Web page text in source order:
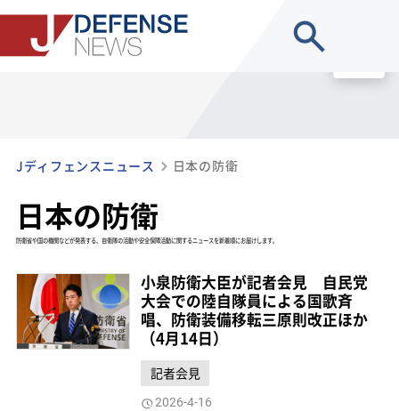
Jディフェンスニュース 日本の防衛
日本の防衛
防衛省や国の機関などが発表する、自衛隊の活動や安全保障活動に関するニュースを新着順にお届けします。
小泉防衛大臣が記者会見 自民党
大会での陸自隊員による国歌斉
唱、防衛装備移転三原則改正ほか
（4月14日）
記者会見
2026-4-16